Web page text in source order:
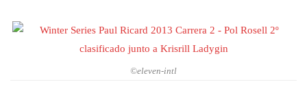
©eleven-intl